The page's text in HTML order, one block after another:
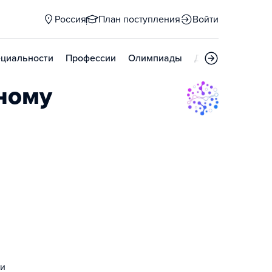
Россия План поступления Войти
Профессии Олимпиады Дни открытых